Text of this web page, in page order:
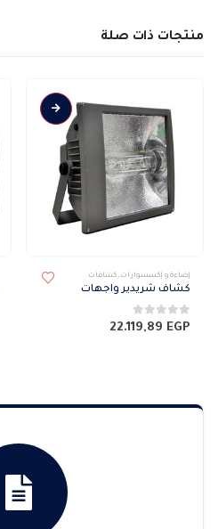
منتجات ذات صلة
إضاءة و إكسسوارات , كشافات
كشاف شريدير واجهات
0من 5 22.119,89 EGP